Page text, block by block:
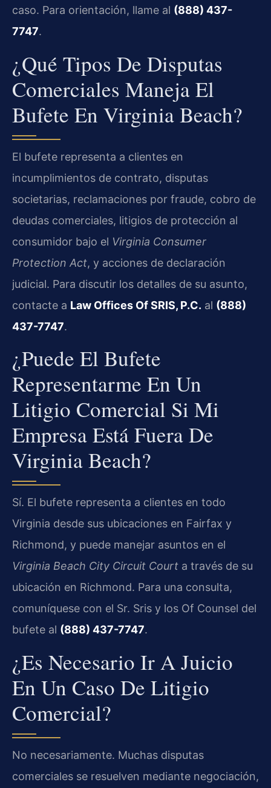
caso. Para orientación, llame al (888) 437-
7747.
¿Qué Tipos De Disputas
Comerciales Maneja El
Bufete En Virginia Beach?
El bufete representa a clientes en
incumplimientos de contrato, disputas
societarias, reclamaciones por fraude, cobro de
deudas comerciales, litigios de protección al
consumidor bajo el Virginia Consumer
Protection Act, y acciones de declaración
judicial. Para discutir los detalles de su asunto,
contacte a Law Offices Of SRIS, P.C. al (888)
437-7747.
¿Puede El Bufete
Representarme En Un
Litigio Comercial Si Mi
Empresa Está Fuera De
Virginia Beach?
Sí. El bufete representa a clientes en todo
Virginia desde sus ubicaciones en Fairfax y
Richmond, y puede manejar asuntos en el
Virginia Beach City Circuit Court a través de su
ubicación en Richmond. Para una consulta,
comuníquese con el Sr. Sris y los Of Counsel del
bufete al (888) 437-7747.
¿Es Necesario Ir A Juicio
En Un Caso De Litigio
Comercial?
No necesariamente. Muchas disputas
comerciales se resuelven mediante negociación,